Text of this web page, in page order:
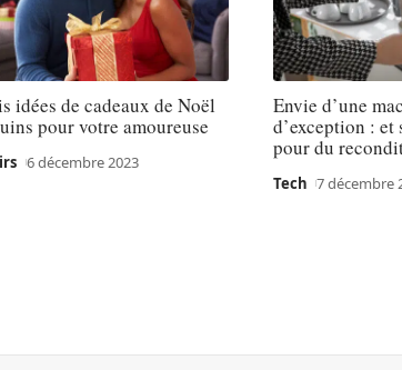
idées de cadeaux de Noël
pour votre amoureuse
6 décembre 2023
Envie d’une
d’exception :
pour du
Tech 7 décembre